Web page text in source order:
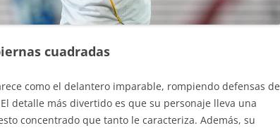
cuadradas
como el delantero imparable, rompiendo defensas de
detalle más divertido es que su personaje lleva una
concentrado que tanto le caracteriza. Además, su